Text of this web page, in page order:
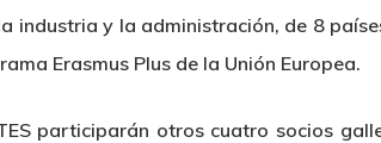
industria y la administración, de 8
Erasmus Plus de la Unión Europea.
participarán otros cuatro socios